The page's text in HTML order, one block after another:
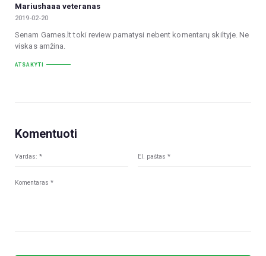
Mariushaaa veteranas
2019-02-20
Senam Games.lt toki review pamatysi nebent komentarų skiltyje. Ne
viskas amžina.
ATSAKYTI
Komentuoti